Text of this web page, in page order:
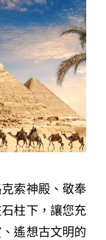
索神殿、敬奉
柱下，讓您充
遙想古文明的